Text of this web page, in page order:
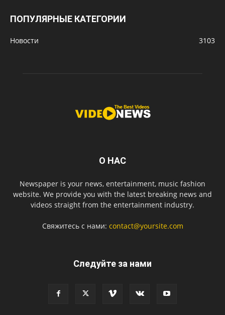
ПОПУЛЯРНЫЕ КАТЕГОРИИ
Новости 3103
О НАС
Newspaper is your news, entertainment, music fashion
website. We provide you with the latest breaking news and
videos straight from the entertainment industry.
Свяжитесь с нами: contact@yoursite.com
Следуйте за нами